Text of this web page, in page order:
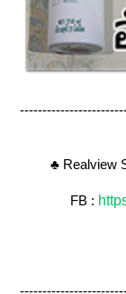
♣ Realview
FB :